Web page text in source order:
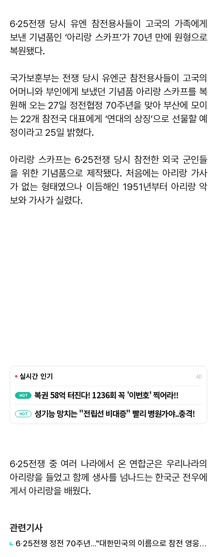
6·25전쟁 당시 유엔 참전용사들이 고국의 가족에게
보낸 기념품인 ‘아리랑 스카프’가 70년 만에 원형으로
복원됐다.
국가보훈부는 전쟁 당시 유엔군 참전용사들이 고국의
어머니와 부인에게 보냈던 기념품 아리랑 스카프를 복
원해 오는 27일 정전협정 70주년을 맞아 부산에 모이
는 22개 참전국 대표에게 ‘연대의 상징’으로 선물할 예
정이라고 25일 밝혔다.
아리랑 스카프는 6·25전쟁 당시 참전한 외국 군인들
을 위한 기념품으로 제작됐다. 처음에는 아리랑 가사
가 없는 형태였으나 이듬해인 1951년부터 아리랑 악
보와 가사가 실렸다.
6·25전쟁 중 여러 나라에서 온 연합군은 우리나라의
아리랑을 들었고 함께 생사를 넘나드는 한국군 전우에
게서 아리랑을 배웠다.
관련기사
6‧25전쟁 정전 70주년..."대한민국의 이름으로 참전 영웅 모십니다"